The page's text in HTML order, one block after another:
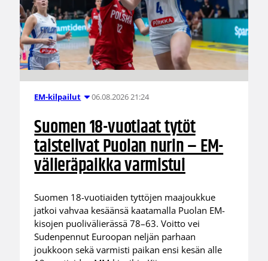
EM-kilpailut 06.08.2026 21:24
Suomen 18-vuotiaat tytöt
taistelivat Puolan nurin – EM-
välieräpaikka varmistui
Suomen 18-vuotiaiden tyttöjen maajoukkue
jatkoi vahvaa kesäänsä kaatamalla Puolan EM-
kisojen puolivälierässä 78–63. Voitto vei
Sudenpennut Euroopan neljän parhaan
joukkoon sekä varmisti paikan ensi kesän alle